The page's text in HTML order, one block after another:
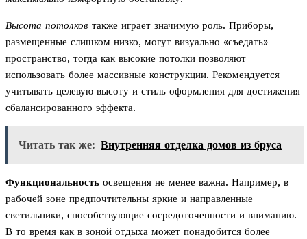
Высота потолков также играет значимую роль. Приборы,
размещенные слишком низко, могут визуально «съедать»
пространство, тогда как высокие потолки позволяют
использовать более массивные конструкции. Рекомендуется
учитывать целевую высоту и стиль оформления для достижения
сбалансированного эффекта.
Читать так же: Внутренняя отделка домов из бруса
Функциональность освещения не менее важна. Например, в
рабочей зоне предпочтительны яркие и направленные
светильники, способствующие сосредоточенности и вниманию.
В то время как в зоной отдыха может понадобится более